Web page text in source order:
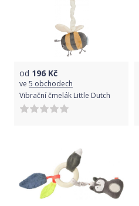
od 196 Kč
ve 5 obchodech
Vibrační čmelák Little Dutch